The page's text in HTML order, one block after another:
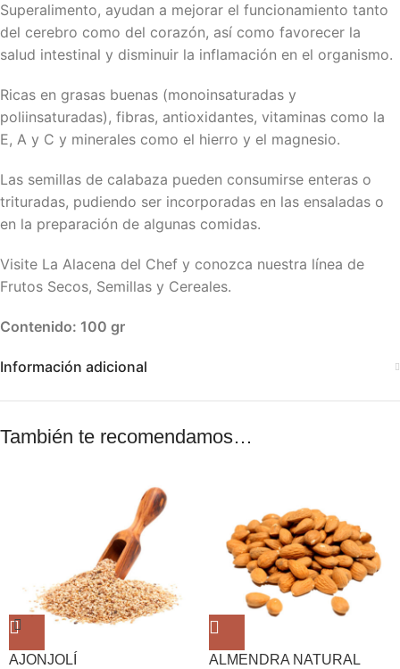
Superalimento, ayudan a mejorar el funcionamiento tanto
del cerebro como del corazón, así como favorecer la
salud intestinal y disminuir la inflamación en el organismo.
Ricas en grasas buenas (monoinsaturadas y
poliinsaturadas), fibras, antioxidantes, vitaminas como la
E, A y C y minerales como el hierro y el magnesio.
Las semillas de calabaza pueden consumirse enteras o
trituradas, pudiendo ser incorporadas en las ensaladas o
en la preparación de algunas comidas.
Visite La Alacena del Chef y conozca nuestra línea de
Frutos Secos, Semillas y Cereales.
Contenido: 100 gr
Información adicional
También te recomendamos…
AJONJOLÍ ALMENDRA NATURAL